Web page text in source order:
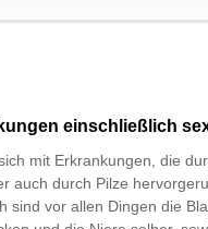
einschließlich
mit Erkrankungen, die
auch durch Pilze
sind vor allen Dingen die